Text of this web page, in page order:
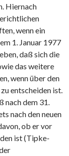
Hiernach
wenn ein
1. Januar 1977
daß sich die
das weitere
wenn über den
entscheiden ist.
dem 31.
nach den neuen
ob er vor
ist (Tipke-